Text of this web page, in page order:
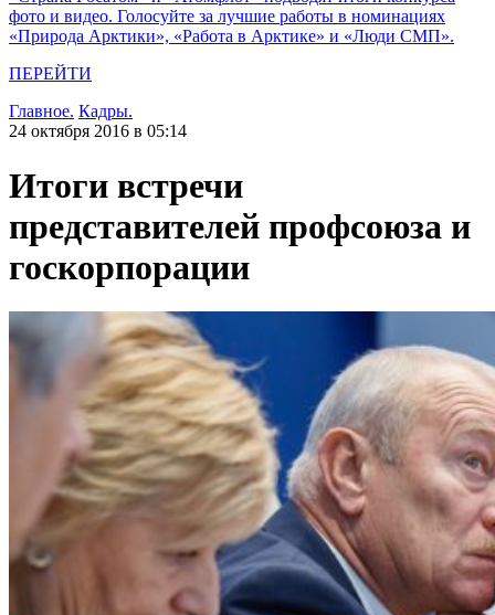
фото и видео. Голосуйте за лучшие работы в номинациях
«Природа Арктики», «Работа в Арктике» и «Люди СМП».
ПЕРЕЙТИ
Главное. Кадры.
24 октября 2016 в 05:14
Итоги встречи
представителей профсоюза и
госкорпорации